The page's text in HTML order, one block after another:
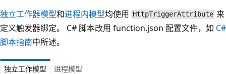
独立工作器模型和进程内模型均使用 HttpTriggerAttribute 来
定义触发器绑定。 C# 脚本改用 function.json 配置文件，如 C#
脚本指南中所述。
独立工作模型 进程模型